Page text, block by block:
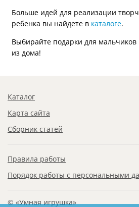
Больше идей для реализации
ребенка вы найдете в каталоге.
Выбирайте подарки для мальчиков
из дома!
Каталог
Карта сайта
Сборник статей
Правила работы
Порядок работы с персональными
© «Умная игрушка»